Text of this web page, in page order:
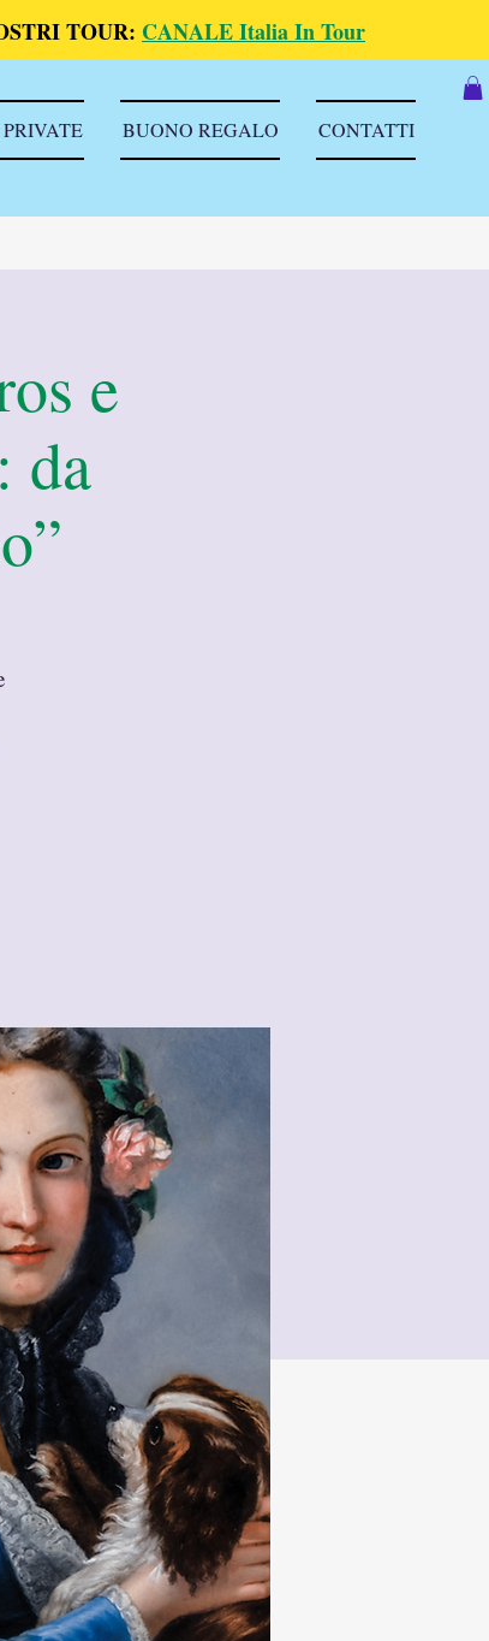
TOUR: CANALE Italia In Tour
BUONO REGALO CONTATTI
e
da